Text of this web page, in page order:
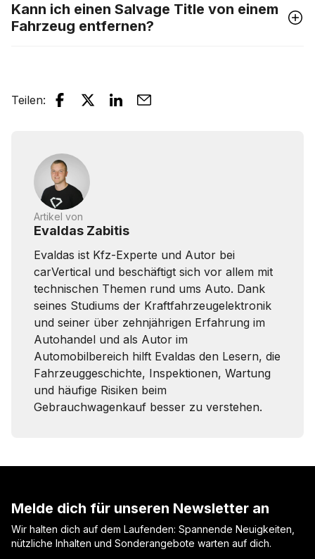
Kann ich einen Salvage Title von einem
Fahrzeug entfernen?
Teilen:
Artikel von
Evaldas Zabitis
Evaldas ist Kfz-Experte und Autor bei
carVertical und beschäftigt sich vor allem mit
technischen Themen rund ums Auto. Dank
seines Studiums der Kraftfahrzeugelektronik
und seiner über zehnjährigen Erfahrung im
Autohandel und als Autor im
Automobilbereich hilft Evaldas den Lesern, die
Fahrzeuggeschichte, Inspektionen, Wartung
und häufige Risiken beim
Gebrauchwagenkauf besser zu verstehen.
Melde dich für unseren Newsletter an
Wir halten dich auf dem Laufenden: Spannende Neuigkeiten,
nützliche Inhalten und Sonderangebote warten auf dich.